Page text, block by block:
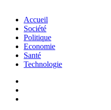
Accueil
Société
Politique
Economie
Santé
Technologie